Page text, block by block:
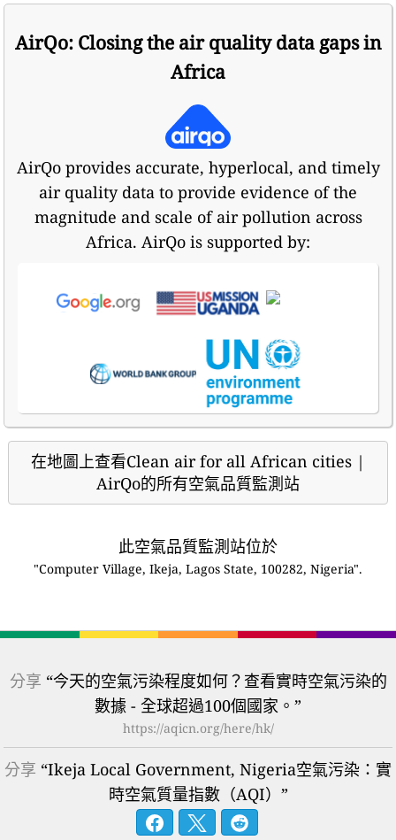
AirQo: Closing the air quality data gaps in
Africa
AirQo provides accurate, hyperlocal, and timely
air quality data to provide evidence of the
magnitude and scale of air pollution across
Africa. AirQo is supported by:
在地圖上查看Clean air for all African cities |
AirQo的所有空氣品質監測站
此空氣品質監測站位於
"Computer Village, Ikeja, Lagos State, 100282, Nigeria".
分享 “今天的空氣污染程度如何？查看實時空氣污染的
數據 - 全球超過100個國家。”
https://aqicn.org/here/hk/
分享 “Ikeja Local Government, Nigeria空氣污染：實
時空氣質量指數（AQI）”